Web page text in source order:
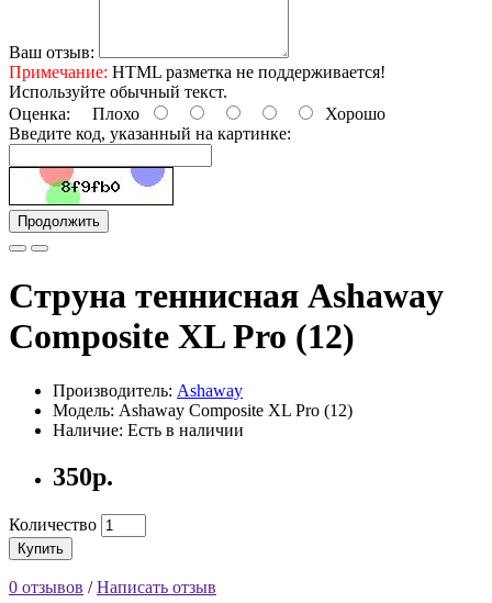
Ваш отзыв:
Примечание: HTML разметка не поддерживается!
Используйте обычный текст.
Оценка: Плохо
Хорошо
Введите код, указанный на картинке:
Продолжить
Струна теннисная Ashaway
Composite XL Pro (12)
Производитель: Ashaway
Модель: Ashaway Composite XL Pro (12)
Наличие: Есть в наличии
350р.
Количество
Купить
0 отзывов /Написать отзыв